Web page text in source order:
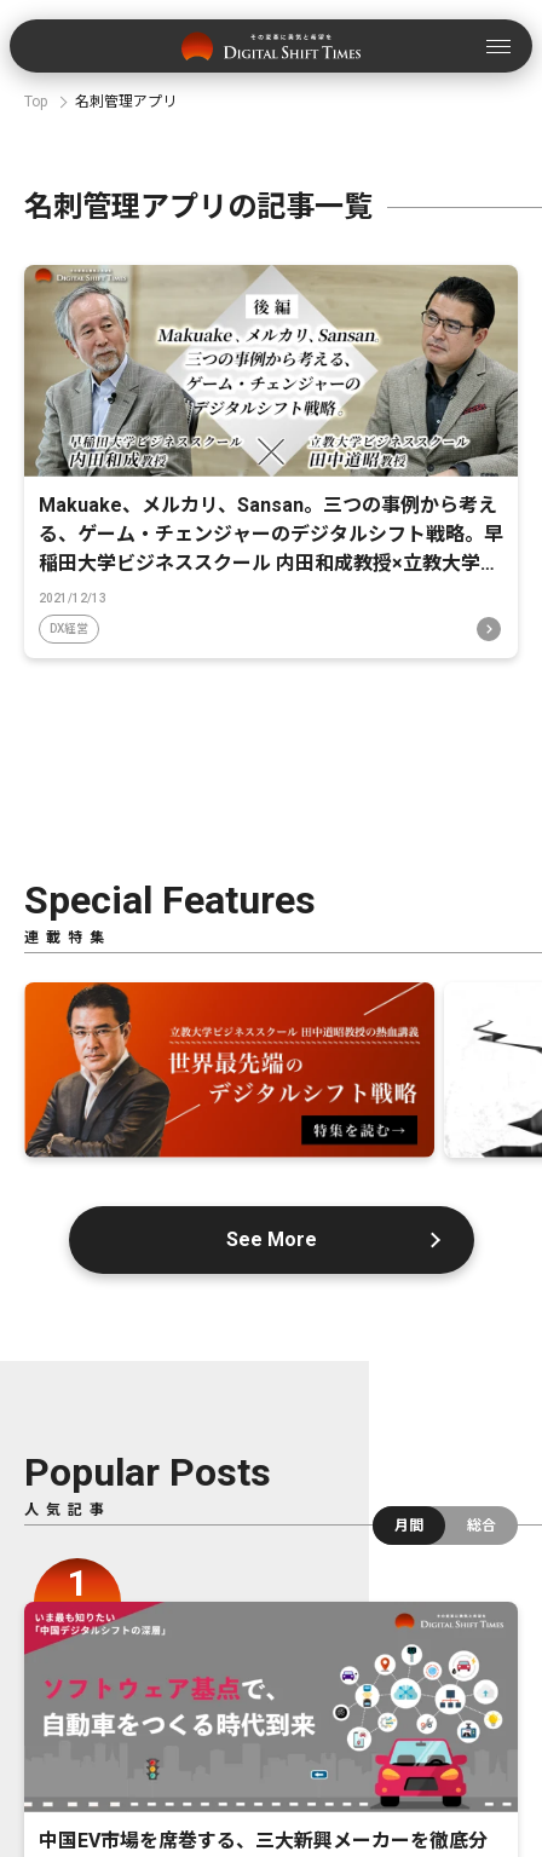
Top 名刺管理アプリ
名刺管理アプリの記事一覧
Makuake、メルカリ、Sansan。三つの事例から考え
る、ゲーム・チェンジャーのデジタルシフト戦略。早
稲田大学ビジネススクール 内田和成教授×立教大学ビ
ジネススクール 田中道昭教授 後編
2021/12/13
DX経営
Special Features
連載特集
See More
Popular Posts
人気記事
月間
総合
中国EV市場を席巻する、三大新興メーカーを徹底分